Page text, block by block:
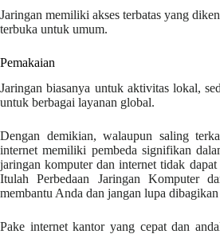
Jaringan memiliki akses terbatas yang
terbuka untuk umum.
Pemakaian
Jaringan biasanya untuk aktivitas lokal,
untuk berbagai layanan global.
Dengan demikian, walaupun saling
internet memiliki pembeda signifikan
jaringan komputer dan internet tidak dapat
Itulah Perbedaan Jaringan Komputer
membantu Anda dan jangan lupa
Pake internet kantor yang cepat dan